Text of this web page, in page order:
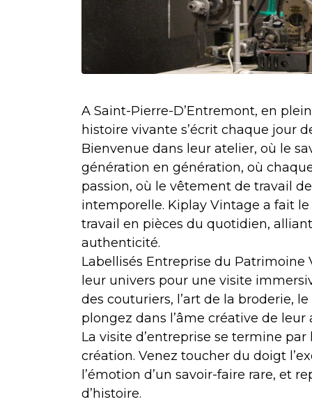
A Saint-Pierre-D’Entremont, en
histoire vivante s’écrit chaque jour
Bienvenue dans leur atelier, où le
génération en génération, où
passion, où le vêtement de travail
intemporelle. Kiplay Vintage a fait
travail en pièces du quotidien,
authenticité.
Labellisés Entreprise du Patrimoine
leur univers pour une visite
des couturiers, l’art de la broderie,
plongez dans l’âme créative de leur
La visite d’entreprise se termine
création. Venez toucher du doigt
l’émotion d’un savoir-faire rare, et
d’histoire.